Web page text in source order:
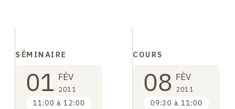
SÉMINAIRE
01 FÉV
2011
11:00 à 12:00
COURS
08 FÉV
2011
09:30 à 11:00